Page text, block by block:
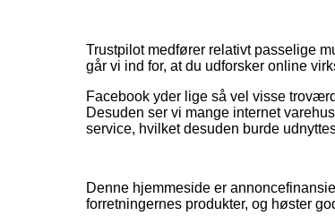
Trustpilot medfører relativt passelige
går vi ind for, at du udforsker online
Facebook yder lige så vel visse
Desuden ser vi mange internet
service, hvilket desuden burde
Denne hjemmeside er
forretningernes produkter, og høster